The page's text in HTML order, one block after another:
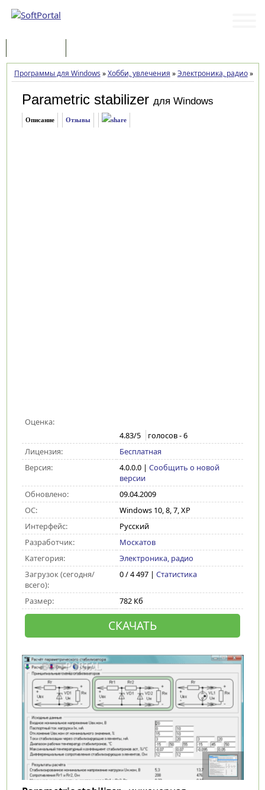
Программы для Windows »Хобби, увлечения »Электроника, радио»
Parametric stabilizer для Windows
Описание Отзывы
Оценка:
4.83/5 голосов -6
Лицензия:
Бесплатная
Версия:
4.0.0.0| Сообщить о новой
версии
Обновлено:
09.04.2009
ОС:
Windows 10, 8, 7, XP
Интерфейс:
Русский
Разработчик:
Москатов
Категория:
Электроника, радио
Загрузок (сегодня/
всего):
0 / 4 497 | Статистика
Размер: 782 Кб
СКАЧАТЬ